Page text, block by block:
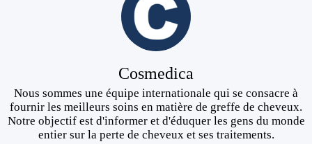
Cosmedica
Nous sommes une équipe internationale qui se consacre à
fournir les meilleurs soins en matière de greffe de cheveux.
Notre objectif est d'informer et d'éduquer les gens du monde
entier sur la perte de cheveux et ses traitements.